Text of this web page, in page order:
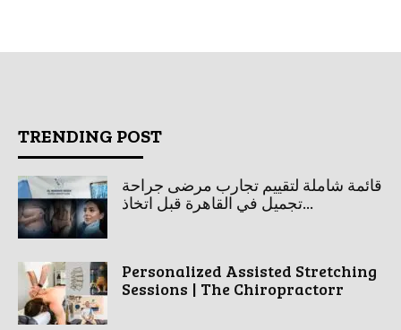
TRENDING POST
قائمة شاملة لتقييم تجارب مرضى جراحة
تجميل في القاهرة قبل اتخاذ...
Personalized Assisted Stretching
Sessions | The Chiropractorr